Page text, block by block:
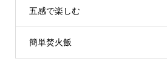
五感で楽しむ
簡単焚火飯